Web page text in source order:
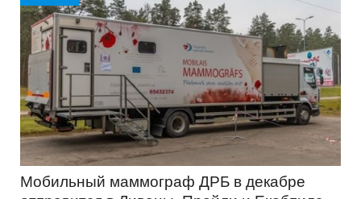
Мобильный маммограф ДРБ в декабре